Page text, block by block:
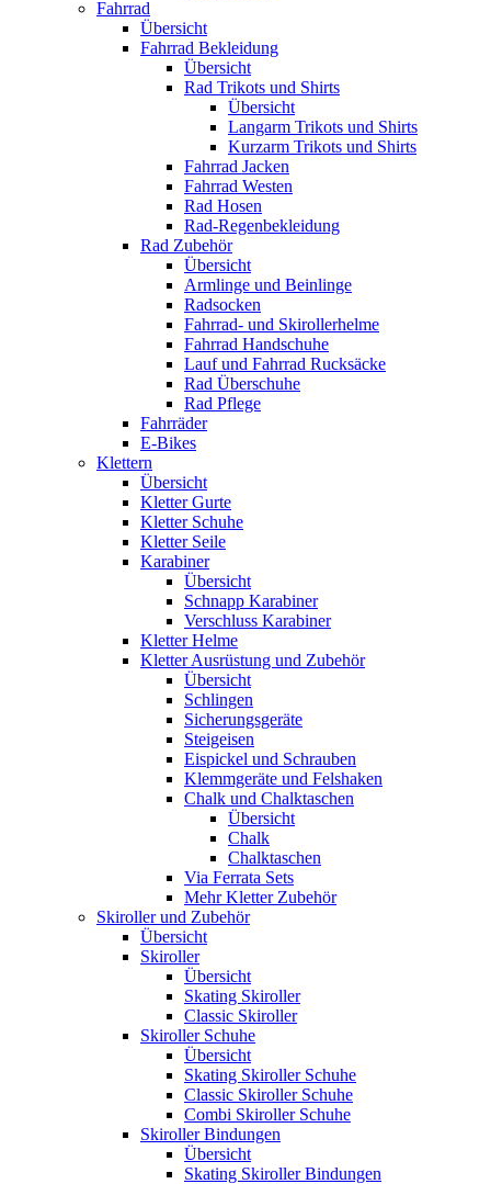
Fahrrad
Übersicht
Fahrrad Bekleidung
Übersicht
Rad Trikots und Shirts
Übersicht
Langarm Trikots und Shirts
Kurzarm Trikots und Shirts
Fahrrad Jacken
Fahrrad Westen
Rad Hosen
Rad-Regenbekleidung
Rad Zubehör
Übersicht
Armlinge und Beinlinge
Radsocken
Fahrrad- und Skirollerhelme
Fahrrad Handschuhe
Lauf und Fahrrad Rucksäcke
Rad Überschuhe
Rad Pflege
Fahrräder
E-Bikes
Klettern
Übersicht
Kletter Gurte
Kletter Schuhe
Kletter Seile
Karabiner
Übersicht
Schnapp Karabiner
Verschluss Karabiner
Kletter Helme
Kletter Ausrüstung und Zubehör
Übersicht
Schlingen
Sicherungsgeräte
Steigeisen
Eispickel und Schrauben
Klemmgeräte und Felshaken
Chalk und Chalktaschen
Übersicht
Chalk
Chalktaschen
Via Ferrata Sets
Mehr Kletter Zubehör
Skiroller und Zubehör
Übersicht
Skiroller
Übersicht
Skating Skiroller
Classic Skiroller
Skiroller Schuhe
Übersicht
Skating Skiroller Schuhe
Classic Skiroller Schuhe
Combi Skiroller Schuhe
Skiroller Bindungen
Übersicht
Skating Skiroller Bindungen